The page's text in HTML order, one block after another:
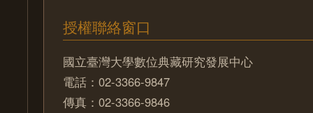
授權聯絡窗口
國立臺灣大學數位典藏研究發展中心
電話：02-3366-9847
傳真：02-3366-9846